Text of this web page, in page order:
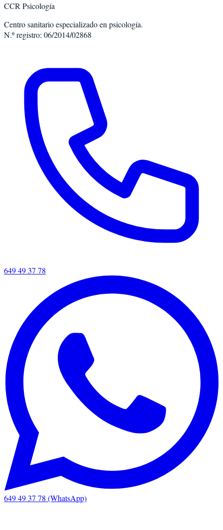
CCR Psicología
Centro sanitario especializado en psicología.
N.º registro: 06/2014/02868
649 49 37 78
649 49 37 78 (WhatsApp)